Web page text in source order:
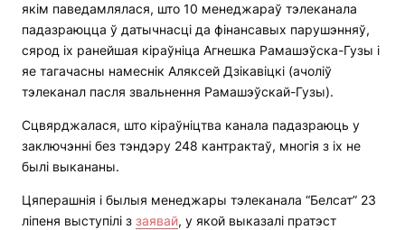
якім паведамлялася, што 10 менеджараў тэлеканала
падазраюцца ў датычнасці да фінансавых парушэнняў,
сярод іх ранейшая кіраўніца Агнешка Рамашэўска-Гузы і
яе тагачасны намеснік Аляксей Дзікавіцкі (ачоліў
тэлеканал пасля звальнення Рамашэўскай-Гузы).
Сцвярджалася, што кіраўніцтва канала падазраюць у
заключэнні без тэндэру 248 кантрактаў, многія з іх не
былі выкананы.
Цяперашнія і былыя менеджары тэлеканала “Белсат” 23
ліпеня выступілі з заявай, у якой выказалі пратэст